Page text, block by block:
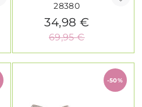
28380
34,98 €
69,95 €
-50%